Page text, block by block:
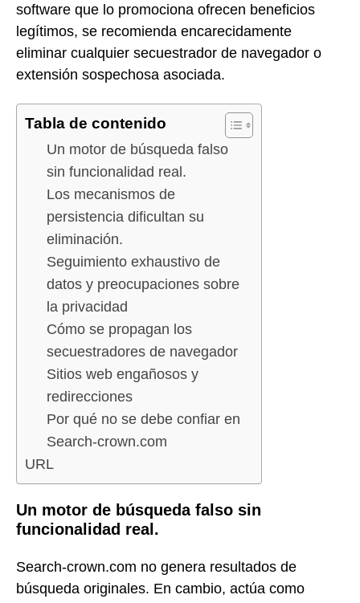
software que lo promociona ofrecen beneficios
legítimos, se recomienda encarecidamente
eliminar cualquier secuestrador de navegador o
extensión sospechosa asociada.
Tabla de contenido
Un motor de búsqueda falso
sin funcionalidad real.
Los mecanismos de
persistencia dificultan su
eliminación.
Seguimiento exhaustivo de
datos y preocupaciones sobre
la privacidad
Cómo se propagan los
secuestradores de navegador
Sitios web engañosos y
redirecciones
Por qué no se debe confiar en
Search-crown.com
URL
Un motor de búsqueda falso sin
funcionalidad real.
Search-crown.com no genera resultados de
búsqueda originales. En cambio, actúa como